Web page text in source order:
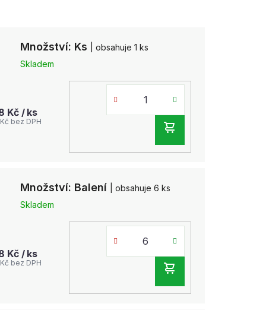
Množství: Ks
| obsahuje 1 ks
Skladem
Kč / ks
bez DPH
KOŠÍKU
Množství: Balení
| obsahuje 6 ks
Skladem
Kč / ks
bez DPH
KOŠÍKU